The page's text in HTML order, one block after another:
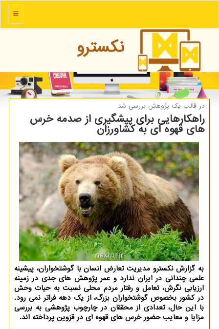
منو
نكسترو
در قالب یك پژوهش بررسی شد
راهكارهایی برای پیشگیری از صدمه خرس
های قهوه ای به كشاورزان
به گزارش نكسترو مدیریت تعارض انسان با گوشتخواران، پیشینه
علمی چندانی در ایران ندارد و عمر پژوهش های جدی در زمینه
ارزیابی نگرش، تعامل و رفتار مردم محلی نسبت به حیات وحش
در كشور بخصوص گوشتخواران بزرگ، از یك دهه فراتر نمی رود.
با این حال، تعدادی از محققان در چارچوب پژوهشی به بررسی
مزایا و معایب حضور خرس های قهوه ای در قزوین پرداخته اند.